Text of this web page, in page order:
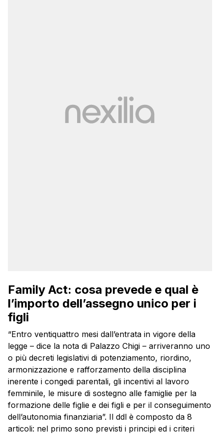
Family Act: cosa prevede e qual è
l’importo dell’assegno unico per i
figli
“Entro ventiquattro mesi dall’entrata in vigore della
legge – dice la nota di Palazzo Chigi – arriveranno uno
o più decreti legislativi di potenziamento, riordino,
armonizzazione e rafforzamento della disciplina
inerente i congedi parentali, gli incentivi al lavoro
femminile, le misure di sostegno alle famiglie per la
formazione delle figlie e dei figli e per il conseguimento
dell’autonomia finanziaria”. Il ddl è composto da 8
articoli: nel primo sono previsti i principi ed i criteri